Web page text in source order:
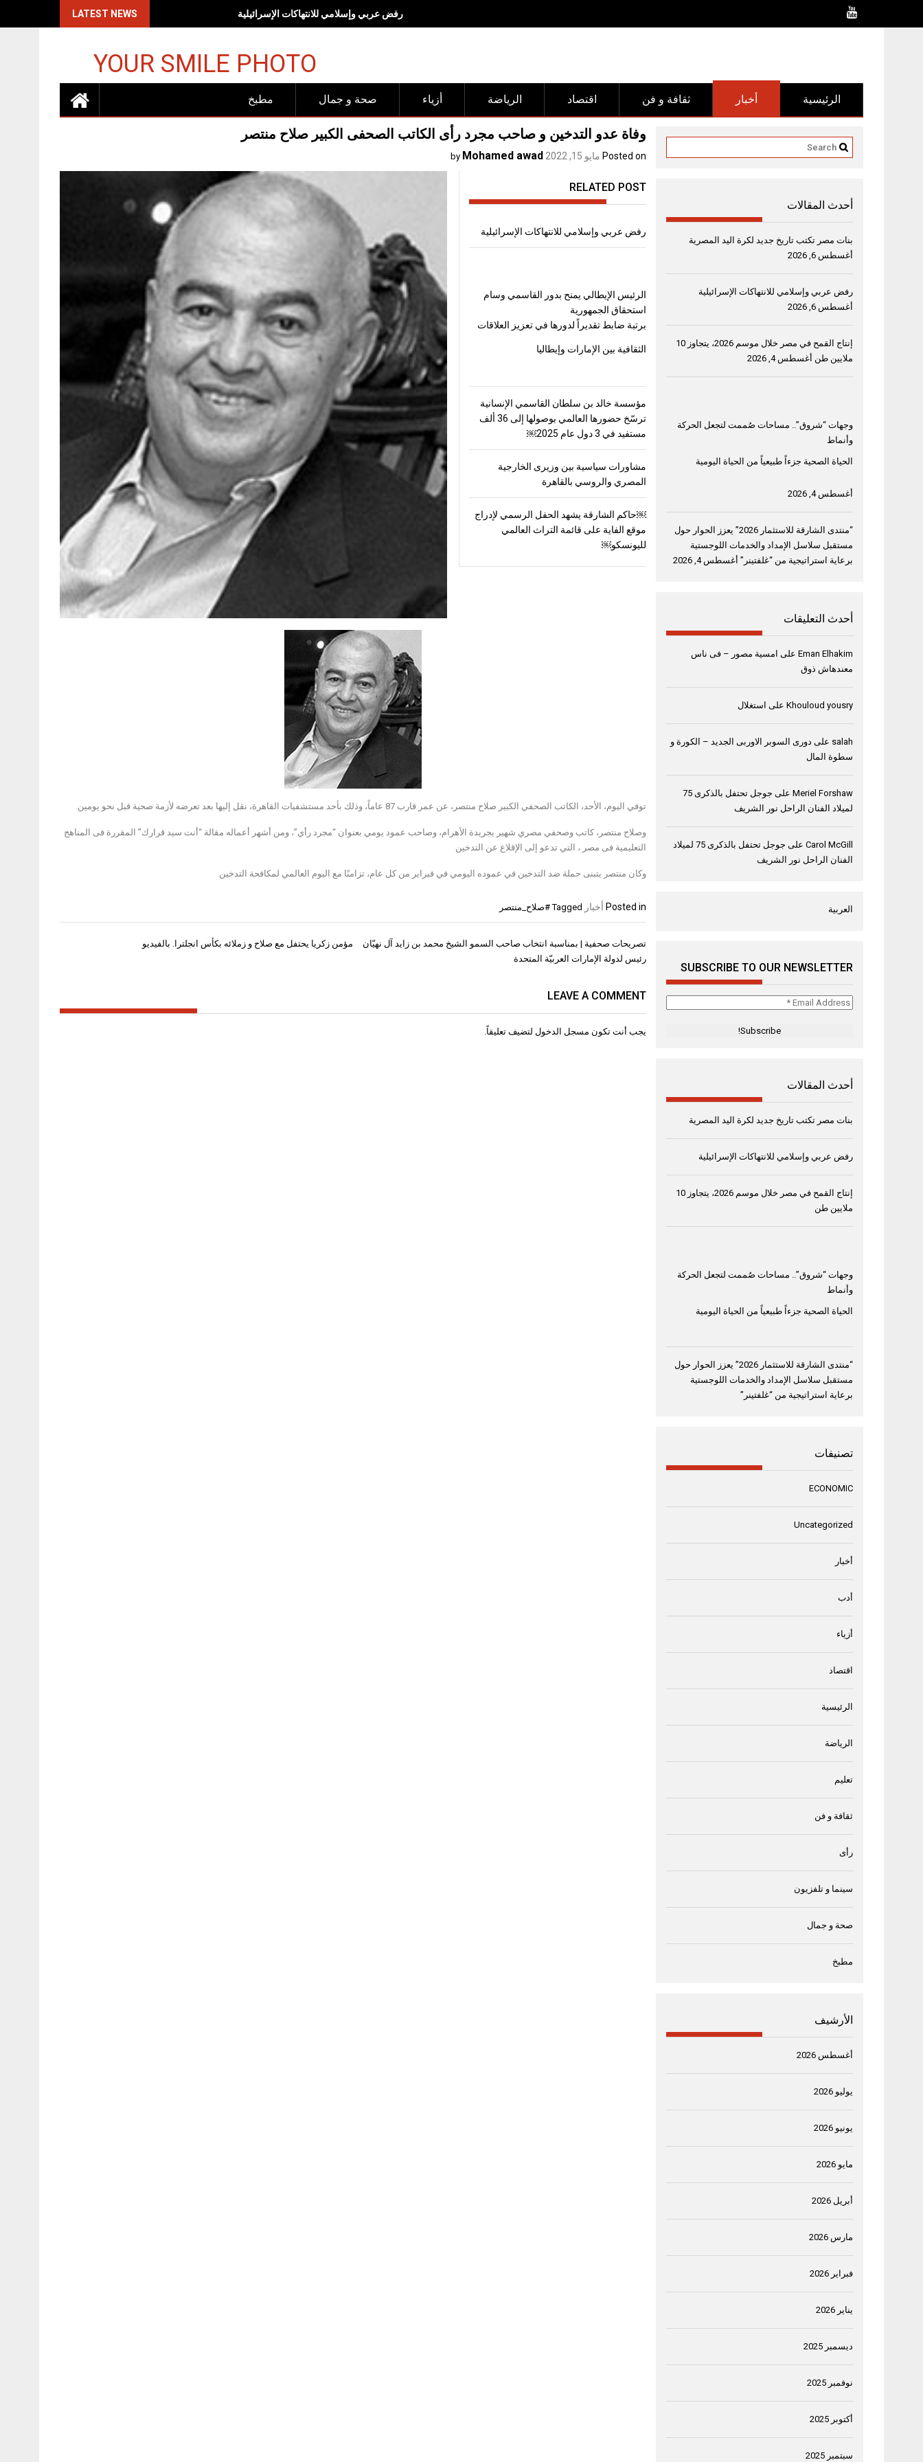
LATEST NEWS رفض عربي وإسلامي للانتهاكات الإسرائيلية
YOUR SMILE PHOTO
مطبخ صحة و جمال أزياء الرياضة اقتصاد ثقافة و فن أخبار الرئيسية
وفاة عدو التدخين و صاحب مجرد رأى الكاتب الصحفى الكبير صلاح منتصر
Posted on مايو 15, 2022 by
Mohamed awad
RELATED POST
رفض عربي وإسلامي للانتهاكات الإسرائيلية
الرئيس الإيطالي يمنح بدور القاسمي وسام
استحقاق الجمهورية
برتبة ضابط تقديراً لدورها في تعزيز العلاقات
الثقافية بين الإمارات وإيطاليا
مؤسسة خالد بن سلطان القاسمي الإنسانية
ترسّخ حضورها العالمي بوصولها إلى 36 ألف
مستفيد في 3 دول عام 2025￼
مشاورات سياسية بين وزيرى الخارجية
المصري والروسي بالقاهرة
￼حاكم الشارقة يشهد الحفل الرسمي لإدراج
موقع الفاية على قائمة التراث العالمي
لليونسكو￼
توفي اليوم، الأحد، الكاتب الصحفي الكبير صلاح منتصر، عن عمر قارب 87 عاماً، وذلك بأحد مستشفيات القاهرة، نقل إليها بعد تعرضه لأزمة صحية قبل نحو يومين.
وصلاح منتصر، كاتب وصحفي مصري شهير بجريدة الأهرام، وصاحب عمود يومي بعنوان “مجرد رأي”، ومن أشهر أعماله مقالة “أنت سيد قرارك” المقررة فى المناهج
التعليمية فى مصر ، التي تدعو إلى الإقلاع عن التدخين
وكان منتصر يتبنى حملة ضد التدخين في عموده اليومي في فبراير من كل عام، تزامنًا مع اليوم العالمي لمكافحة التدخين
Posted in أخبار Tagged #صلاح_منتصر
تصفّح
المقالات
مؤمن زكريا يحتفل مع صلاح و زملائه بكأس انجلترا. بالفيديو
تصريحات صحفية | بمناسبة انتخاب صاحب السمو الشيخ محمد بن زايد آل نهيّان
رئيس لدولة الإمارات العربيّة المتحدة
LEAVE A COMMENT
يجب أنت تكون مسجل الدخول لتضيف تعليقاً.
أحدث المقالات
بنات مصر تكتب تاريخ جديد لكرة اليد المصرية
أغسطس 6, 2026
رفض عربي وإسلامي للانتهاكات الإسرائيلية
أغسطس 6, 2026
إنتاج القمح في مصر خلال موسم 2026، يتجاوز 10
ملايين طن أغسطس 4, 2026
وجهات “شروق”.. مساحات صُممت لتجعل الحركة
وأنماط
الحياة الصحية جزءاً طبيعياً من الحياة اليومية
أغسطس 4, 2026
“منتدى الشارقة للاستثمار 2026” يعزز الحوار حول
مستقبل سلاسل الإمداد والخدمات اللوجستية
برعاية استراتيجية من “غلفتينر” أغسطس 4, 2026
أحدث التعليقات
Eman Elhakim على امسية مصور – فى ناس
معندهاش ذوق
Khouloud yousry على استغلال
salah على دورى السوبر الاوربى الجديد – الكورة و
سطوة المال
Meriel Forshaw على
جوجل تحتفل بالذكرى 75
لميلاد الفنان الراحل نور الشريف
Carol McGill على
جوجل تحتفل بالذكرى 75 لميلاد
الفنان الراحل نور الشريف
العربية
SUBSCRIBE TO OUR NEWSLETTER
Email
أحدث المقالات
بنات مصر تكتب تاريخ جديد لكرة اليد المصرية
رفض عربي وإسلامي للانتهاكات الإسرائيلية
إنتاج القمح في مصر خلال موسم 2026، يتجاوز 10
ملايين طن
وجهات “شروق”.. مساحات صُممت لتجعل الحركة
وأنماط
الحياة الصحية جزءاً طبيعياً من الحياة اليومية
“منتدى الشارقة للاستثمار 2026” يعزز الحوار حول
مستقبل سلاسل الإمداد والخدمات اللوجستية
برعاية استراتيجية من “غلفتينر”
تصنيفات
ECONOMIC
Uncategorized
أخبار
أدب
أزياء
اقتصاد
الرئيسية
الرياضة
تعليم
ثقافة و فن
رأى
سينما و تلفزيون
صحة و جمال
مطبخ
الأرشيف
أغسطس 2026
يوليو 2026
يونيو 2026
مايو 2026
أبريل 2026
مارس 2026
فبراير 2026
يناير 2026
ديسمبر 2025
نوفمبر 2025
أكتوبر 2025
سبتمبر 2025